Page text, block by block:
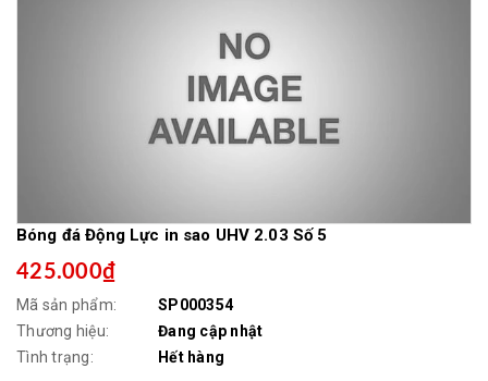
Bóng đá Động Lực in sao UHV 2.03 Số 5
425.000₫
Mã sản phẩm:
SP000354
Thương hiệu:
Đang cập nhật
Tình trạng:
Hết hàng